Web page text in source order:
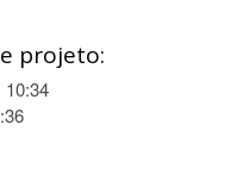
projeto:
10:34